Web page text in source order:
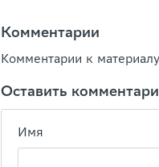
Комментарии
Комментарии к
Оставить
Имя